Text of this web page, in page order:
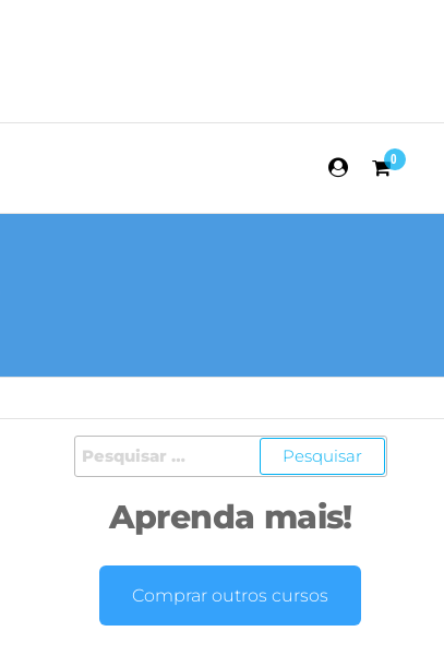
0
Aprenda mais!
Comprar outros cursos